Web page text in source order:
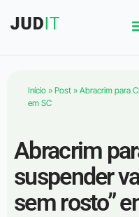
Início » Post » Abracrim para
em SC
Abracrim
suspender
sem rosto”